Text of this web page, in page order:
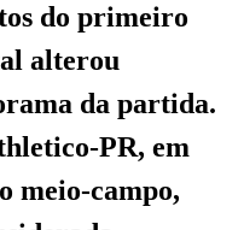
do primeiro
alterou
da partida.
PR, em
meio-campo,